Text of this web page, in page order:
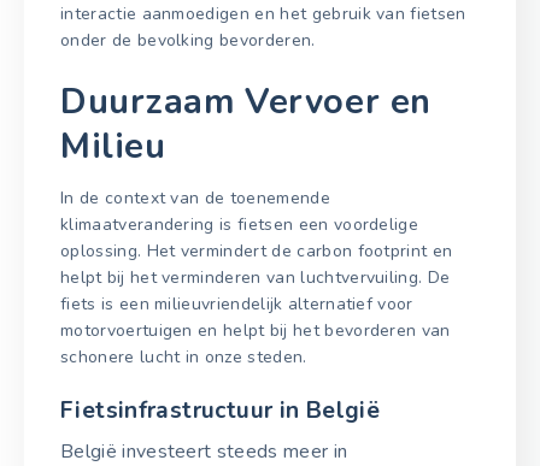
interactie aanmoedigen en het gebruik van fietsen
onder de bevolking bevorderen.
Duurzaam Vervoer en
Milieu
In de context van de toenemende
klimaatverandering is fietsen een voordelige
oplossing. Het vermindert de carbon footprint en
helpt bij het verminderen van luchtvervuiling. De
fiets is een milieuvriendelijk alternatief voor
motorvoertuigen en helpt bij het bevorderen van
schonere lucht in onze steden.
Fietsinfrastructuur in België
België investeert steeds meer in